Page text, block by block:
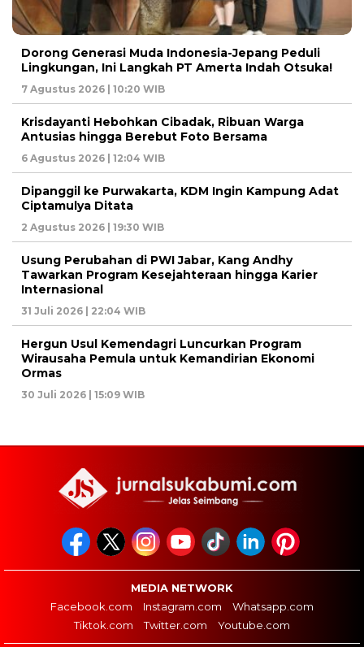
Dorong Generasi Muda Indonesia-Jepang Peduli
Lingkungan, Ini Langkah PT Amerta Indah Otsuka!
7 Agustus 2026 | 10:20 WIB
Krisdayanti Hebohkan Cibadak, Ribuan Warga
Antusias hingga Berebut Foto Bersama
6 Agustus 2026 | 12:04 WIB
Dipanggil ke Purwakarta, KDM Ingin Kampung Adat
Ciptamulya Ditata
2 Agustus 2026 | 19:30 WIB
Usung Perubahan di PWI Jabar, Kang Andhy
Tawarkan Program Kesejahteraan hingga Karier
Internasional
31 Juli 2026 | 22:04 WIB
Hergun Usul Kemendagri Luncurkan Program
Wirausaha Pemula untuk Kemandirian Ekonomi
Ormas
30 Juli 2026 | 15:09 WIB
MEDIA NETWORK
Facebook.com
Instagram.com
Whatsapp.com
Tiktok.com
Twitter.com Youtube.com